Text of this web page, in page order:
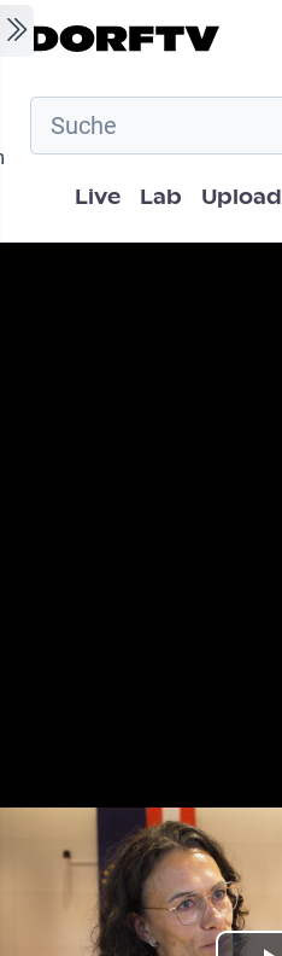
Skip to main content
Hauptnavigation
Live Lab Upload